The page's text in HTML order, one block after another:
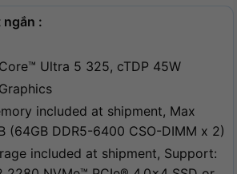
:
Ultra 5 325, cTDP 45W
included at shipment, Max
(64GB DDR5-6400 CSO-DIMM x 2)
included at shipment, Support: